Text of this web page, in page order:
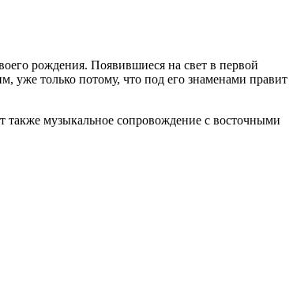
рождения. Появившиеся на свет в первой
уже только потому, что под его знаменами правит
также музыкальное сопровождение с восточными